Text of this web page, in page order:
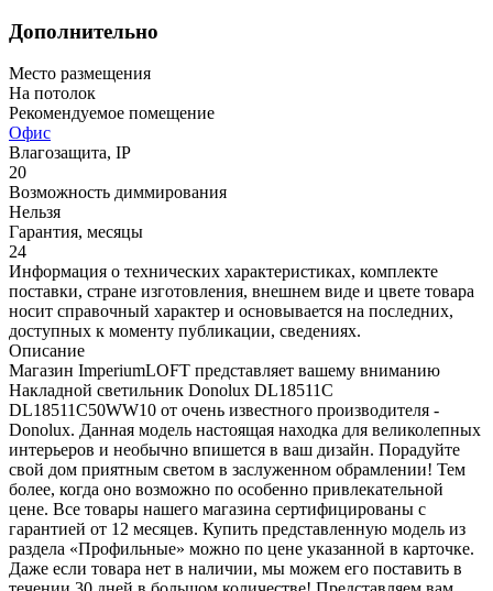
Дополнительно
Место размещения
На потолок
Рекомендуемое помещение
Офис
Влагозащита, IP
20
Возможность диммирования
Нельзя
Гарантия, месяцы
24
Информация о технических характеристиках, комплекте
поставки, стране изготовления, внешнем виде и цвете товара
носит справочный характер и основывается на последних,
доступных к моменту публикации, сведениях.
Описание
Магазин ImperiumLOFT представляет вашему вниманию
Накладной светильник Donolux DL18511C
DL18511C50WW10 от очень известного производителя -
Donolux. Данная модель настоящая находка для великолепных
интерьеров и необычно впишется в ваш дизайн. Порадуйте
свой дом приятным светом в заслуженном обрамлении! Тем
более, когда оно возможно по особенно привлекательной
цене. Все товары нашего магазина сертифицированы с
гарантией от 12 месяцев. Купить представленную модель из
раздела «Профильные» можно по цене указанной в карточке.
Даже если товара нет в наличии, мы можем его поставить в